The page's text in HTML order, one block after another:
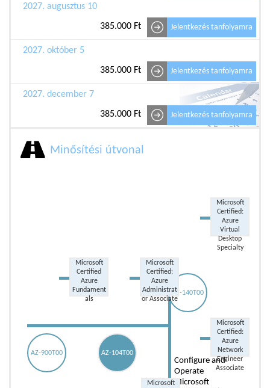
2027. augusztus 10
Jelentkezés tanfolyamra
385.000 Ft
2027. október 5
Jelentkezés tanfolyamra
385.000 Ft
2027. december 7
Jelentkezés tanfolyamra
385.000 Ft
Minősítési útvonal
AZ-900T00
Microsoft
Certified
Azure
Fundament
als
AZ-104T00
Microsoft
Certified:
Azure
Administrat
or Associate
AZ-140T00
Microsoft
Certified:
Azure
Virtual
Desktop
Specialty
Configure and
Operate
Microsoft
Microsoft
Certified:
Azure
Network
Engineer
Associate
Microsoft